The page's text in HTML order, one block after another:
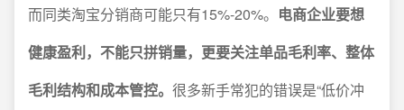
而同类淘宝分销商可能只有15%-20%。 电商企业要想
健康盈利，不能只拼销量，更要关注单品毛利率、整体
毛利结构和成本管控。 很多新手常犯的错误是“低价冲